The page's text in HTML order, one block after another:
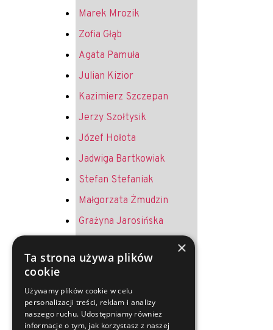
Marek Mrozik
Zofia Głąb
Agata Pamuła
Julian Kizior
Kazimierz Szczepan
Jerzy Szołtysik
Józef Hołota
Jadwiga Bartkowiak
Stefan Stefaniak
Małgorzata Żmudzin
Grażyna Jarosińska
Andrzej Jureczek
Jerzy Oruba
Ryszard Merkel
×
Ta strona używa plików
cookie
Używamy plików cookie w celu
personalizacji treści, reklam i analizy
naszego ruchu. Udostępniamy również
informacje o tym, jak korzystasz z naszej